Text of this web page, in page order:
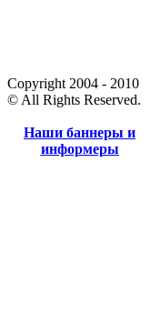
Copyright 2004 - 2010
© All Rights Reserved.
Наши баннеры и
информеры